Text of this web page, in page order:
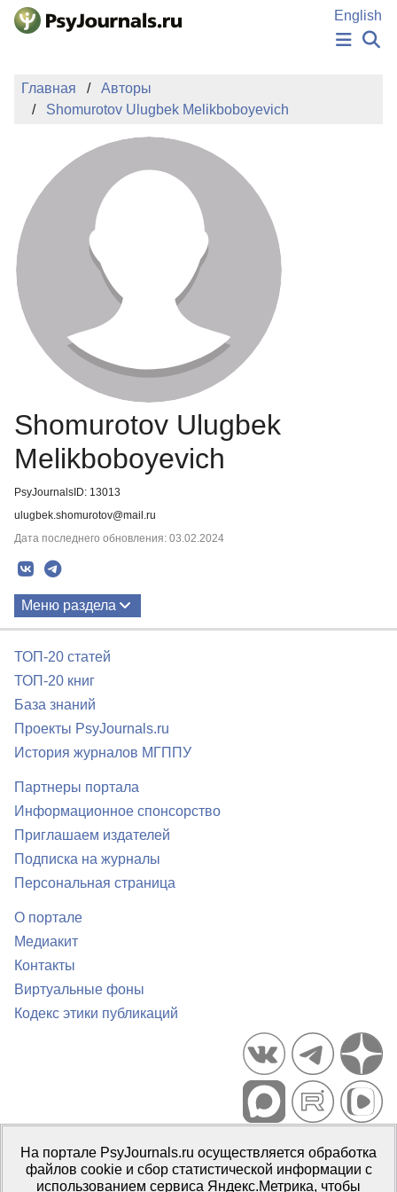
Перейти к основному содержанию
English
ИЗДАНИЯ
ПОДАТЬ РУКОПИСЬ
БАЗА ЗНАНИЙ
КЛЮЧЕВЫЕ СЛОВА
Регистрация
Главная
Авторы
Shomurotov Ulugbek Melikboboyevich
Shomurotov Ulugbek
Melikboboyevich
PsyJournalsID: 13013
ulugbek.shomurotov@mail.ru
Дата последнего обновления: 03.02.2024
Меню раздела
ТОП-20 статей
ТОП-20 книг
База знаний
Проекты PsyJournals.ru
История журналов МГППУ
Партнеры портала
Информационное спонсорство
Приглашаем издателей
Подписка на журналы
Персональная страница
О портале
Медиакит
Контакты
Виртуальные фоны
Кодекс этики публикаций
Портал психологических изданий PsyJournals.ru, 2007–2026
Правила использования материалов
Свидетельство регистрации СМИЭл № ФС77-66447 от 14 июля
На портале PsyJournals.ru осуществляется обработка
файлов cookie и сбор статистической информации с
использованием сервиса Яндекс.Метрика, чтобы